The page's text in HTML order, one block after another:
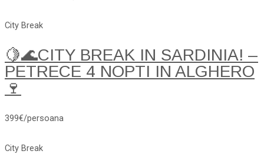
City Break
🍋🌊CITY BREAK IN SARDINIA! –
PETRECE 4 NOPTI IN ALGHERO
🍷
399€/persoana
City Break